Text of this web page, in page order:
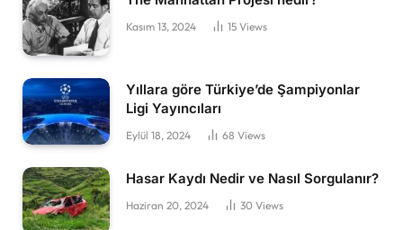
Kasım 13, 2024 15 Views
Yıllara göre Türkiye’de Şampiyonlar
Ligi Yayıncıları
Eylül 18, 2024 68 Views
Hasar Kaydı Nedir ve Nasıl Sorgulanır?
Haziran 20, 2024 30 Views